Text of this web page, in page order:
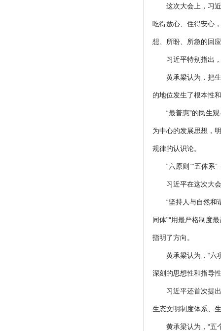
这次大会上，习
吃得放心、住得安心
想、所盼、所急的回
习近平特别指出
黄承梁认为，把
的地位发生了根本性
“最普惠”的民生
为中心的发展思想，
规律的认识论。
“六原则”“五体系
习近平在这次大
“坚持人与自然和
同体”“用最严格制度
指明了方向。
黄承梁认为，“六
深刻的思想性和指导
习近平还首次提
生态文明制度体系、
黄承梁认为，“五